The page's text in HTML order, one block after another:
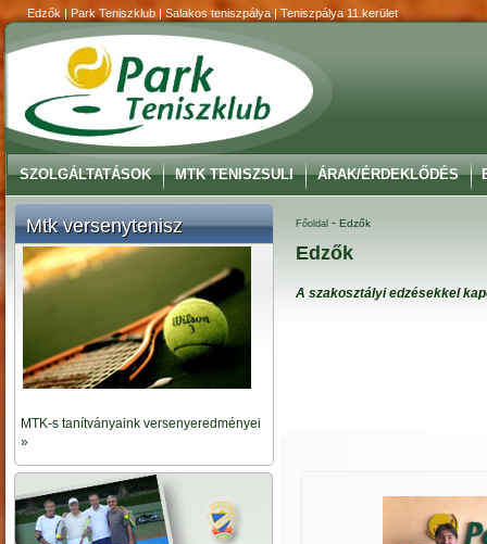
Edzők | Park Teniszklub | Salakos teniszpálya | Teniszpálya 11.kerület
SZOLGÁLTATÁSOK MTK TENISZSULI ÁRAK/ÉRDEKLŐDÉS
Mtk versenytenisz
MTK-s tanítványaink versenyeredményei
»
Főoldal - Edzők
Edzők
A szakosztályi edzésekkel